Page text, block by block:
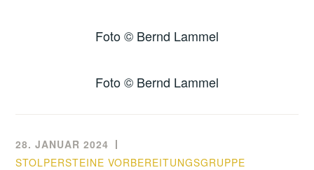
Foto © Bernd Lammel
Foto © Bernd Lammel
28. JANUAR 2024
STOLPERSTEINE VORBEREITUNGSGRUPPE